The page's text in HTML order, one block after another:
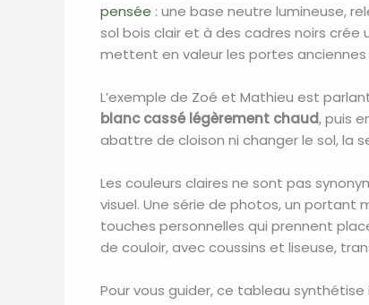
pensée : une base neutre lumineuse,
sol bois clair et à des cadres noirs
mettent en valeur les portes anciennes
L’exemple de Zoé et Mathieu est
blanc cassé légèrement chaud, puis
abattre de cloison ni changer le sol, la
Les couleurs claires ne sont pas
visuel. Une série de photos, un
touches personnelles qui prennent
de couloir, avec coussins et liseuse,
Pour vous guider, ce tableau